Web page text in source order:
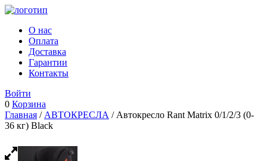
О нас
Оплата
Доставка
Гарантии
Контакты
Войти
0 Корзина
Главная / АВТОКРЕСЛА / Автокресло Rant Matrix 0/1/2/3 (0-
36 кг) Black